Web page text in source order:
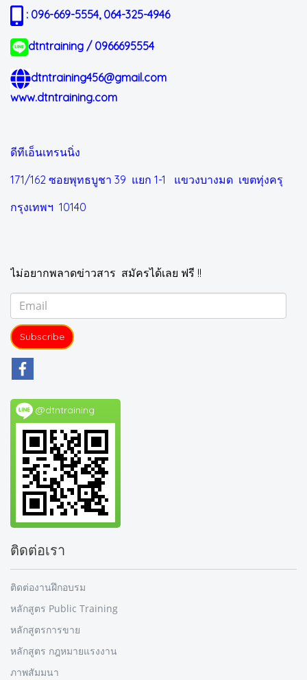
: 096-669-5554, 064-325-4946
dtntraining / 0966695554
dtntraining456@gmail.com
www.dtntraining.com
ดีทีเอ็นเทรนนิ่ง
171/162 ซอยพุทธบูชา 39 แยก 1-1 แขวงบางมด เขตทุ่งครุ
กรุงเทพฯ 10140
ไม่อยากพลาดข่าวสาร สมัครได้เลย ฟรี !!
Subscribe
@dtntraining
ติดต่อเรา
ติดต่องานฝึกอบรม
หลักสูตร Public Training
หลักสูตรการขาย
หลักสูตร กฎหมายแรงงาน
ภาพสัมมนา